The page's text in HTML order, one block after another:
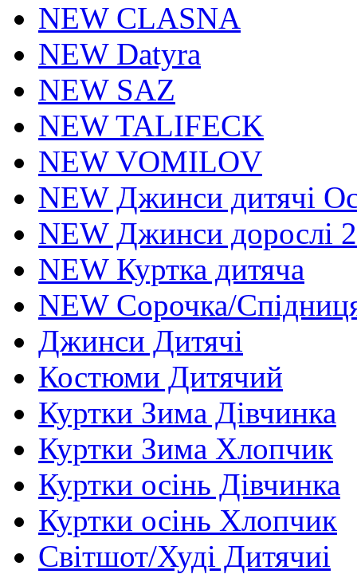
NEW CLASNA
NEW Datyra
NEW SAZ
NEW TALIFECK
NEW VOMILOV
NEW Джинси дитячі
NEW Джинси дорослі
NEW Куртка дитяча
NEW Сорочка/
Джинси Дитячі
Костюми Дитячий
Куртки Зима Дівчинка
Куртки Зима Хлопчик
Куртки осінь Дівчинка
Куртки осінь Хлопчик
Світшот/Худі Дитячиі